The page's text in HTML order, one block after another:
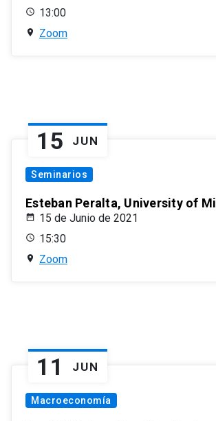
13:00
Zoom
15 JUN
Seminarios
Esteban Peralta, University of
15 de Junio de 2021
15:30
Zoom
11 JUN
Macroeconomía